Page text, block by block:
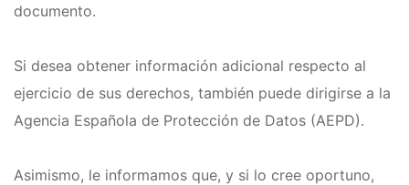
documento.
Si desea obtener información adicional respecto al
ejercicio de sus derechos, también puede dirigirse a la
Agencia Española de Protección de Datos (AEPD).
Asimismo, le informamos que, y si lo cree oportuno,